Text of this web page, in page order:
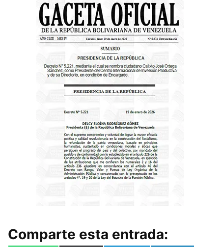
Comparte esta entrada: